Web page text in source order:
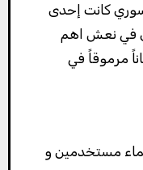
كانت إحدى
في نعش اهم
مرموقاً في
مستخدمين و